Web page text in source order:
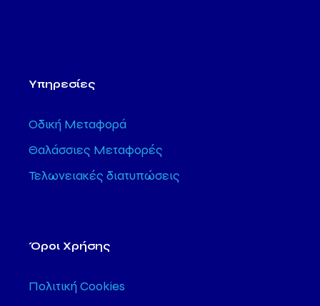
Υπηρεσίες
Οδική Μεταφορά
Θαλάσσιες Μεταφορές
Τελωνειακές διατυπώσεις
Όροι Χρήσης
Πολιτική Cookies